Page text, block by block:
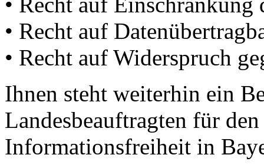
• Recht auf
• Recht auf Widerspruch
Ihnen steht weiterhin ein
Landesbeauftragten für
Informationsfreiheit in